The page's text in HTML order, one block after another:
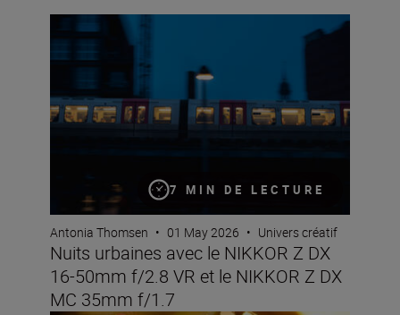
7 MIN DE LECTURE
Nuits urbaines avec le NIKKOR Z DX 16-50mm f/2.8
Antonia Thomsen • 01 May 2026 • Univers créatif
Nuits urbaines avec le NIKKOR Z DX
16-50mm f/2.8 VR et le NIKKOR Z DX
MC 35mm f/1.7